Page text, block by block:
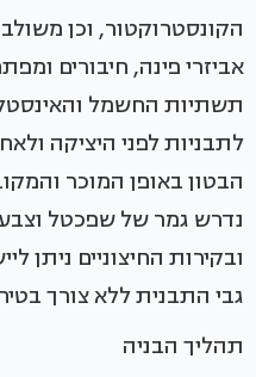
הקונסטרוקטור, וכן
אביזרי פינה, חיבורים
תשתיות החשמל
לתבניות לפני היציקה
הבטון באופן המוכר
נדרש גמר של שפכטל
ובקירות החיצוניים ניתן
גבי התבנית ללא צורך
תהליך הבניה